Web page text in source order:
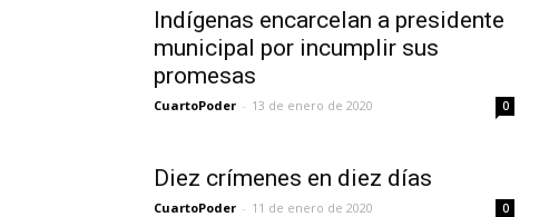
Indígenas encarcelan a presidente
municipal por incumplir sus
promesas
CuartoPoder - 13 de enero de 2020 0
Diez crímenes en diez días
CuartoPoder - 11 de enero de 2020 0